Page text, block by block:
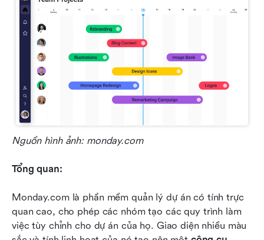
Nguồn hình ảnh: monday.com
Tổng quan:
Monday.com là phần mềm quản lý dự án có tính trực
quan cao, cho phép các nhóm tạo các quy trình làm
việc tùy chỉnh cho dự án của họ. Giao diện nhiều màu